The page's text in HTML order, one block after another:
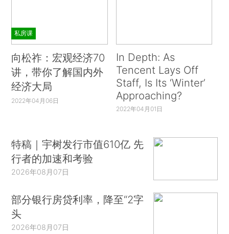
私房课
向松祚：宏观经济70
讲，带你了解国内外
经济大局
2022年04月06日
In Depth: As
Tencent Lays Off
Staff, Is Its ‘Winter’
Approaching?
2022年04月01日
特稿｜宇树发行市值610亿 先
行者的加速和考验
2026年08月07日
部分银行房贷利率，降至“2字
头
2026年08月07日